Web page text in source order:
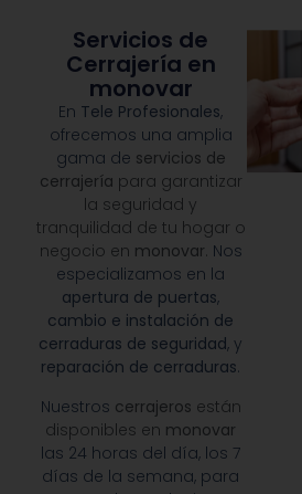
Servicios de
Cerrajería en
monovar
En Tele Profesionales,
ofrecemos una amplia
gama de servicios de
cerrajería para garantizar
la seguridad y
tranquilidad de tu hogar o
negocio en monovar. Nos
especializamos en la
apertura de puertas,
cambio e instalación de
cerraduras de seguridad, y
reparación de cerraduras.
Nuestros cerrajeros están
disponibles en monovar
las 24 horas del día, los 7
días de la semana, para